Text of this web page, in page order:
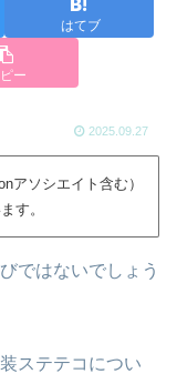
はてブ
ー
2025.09.27
アソシエイト含む）
す。
ではないでしょう
ステテコについ